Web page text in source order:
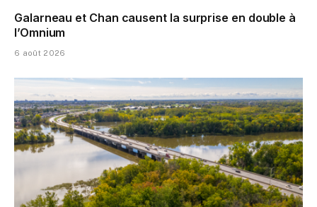
Galarneau et Chan causent la surprise en double à
l’Omnium
6 août 2026